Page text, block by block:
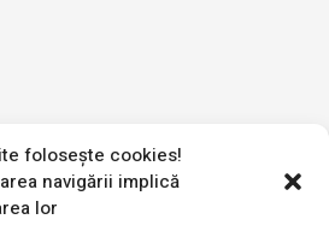
foloseşte cookies!
navigării implică
lor